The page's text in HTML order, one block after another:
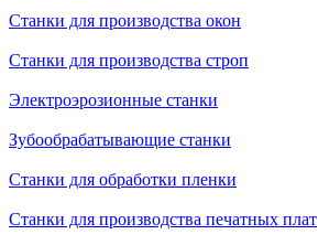
Станки для производства окон
Станки для производства строп
Электроэрозионные станки
Зубообрабатывающие станки
Станки для обработки пленки
Станки для производства печатных плат